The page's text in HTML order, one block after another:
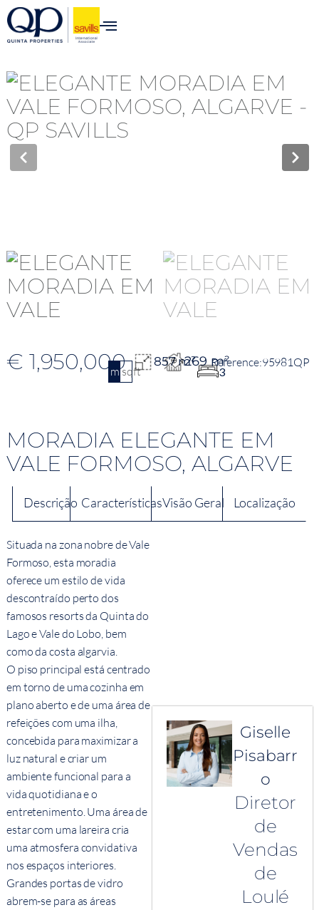
€ 1,950,000
m2sqft
857 m²269 m²
3
95981QP
MORADIA ELEGANTE EM
VALE FORMOSO, ALGARVE
Descrição CaracterísticasVisão Geral Localização
Situada na zona nobre de Vale
Formoso, esta moradia
oferece um estilo de vida
descontraído perto dos
famosos resorts da Quinta do
Lago e Vale do Lobo, bem
como da costa algarvia.
O piso principal está centrado
em torno de uma cozinha em
plano aberto e de uma área de
refeições com uma ilha,
concebida para maximizar a
luz natural e criar um
ambiente funcional para a
vida quotidiana e o
entretenimento. Uma área de
estar com uma lareira cria
uma atmosfera convidativa
nos espaços interiores.
Grandes portas de vidro
abrem-se para as áreas
Giselle
Pisabarr
o
Diretor
de
Vendas
de
Loulé